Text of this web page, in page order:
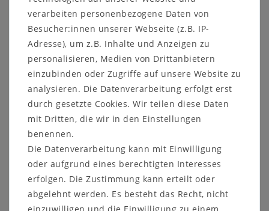
Funktionalität mit ehrlicher Handwerksqualität. Ob
-Serie – dieses
Garderobenpaneel setzt stilvolle Akzente und sorgt
für einen aufgeräumten, einladenden
Eingangsbereich.
Informationen zum Möbelstück:
Maße: ca.
Breite 40 cm
verarbeiten personenbezogene Daten von
Besucher:innen unserer Webseite (z.B. IP-
Adresse), um z.B. Inhalte und Anzeigen zu
personalisieren, Medien von Drittanbietern
einzubinden oder Zugriffe auf unsere Website zu
analysieren. Die Datenverarbeitung erfolgt erst
durch gesetzte Cookies. Wir teilen diese Daten
mit Dritten, die wir in den Einstellungen
benennen.
Die Datenverarbeitung kann mit Einwilligung
oder aufgrund eines berechtigten Interesses
erfolgen. Die Zustimmung kann erteilt oder
abgelehnt werden. Es besteht das Recht, nicht
einzuwilligen und die Einwilligung zu einem